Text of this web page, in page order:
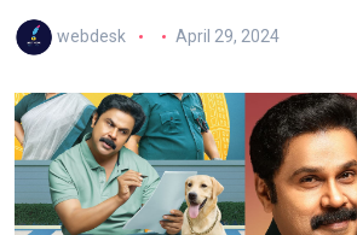
webdesk April 29, 2024